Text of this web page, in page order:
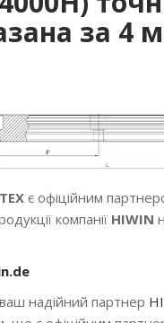
за 4
є офіційним
компанії HIWIN
надійний партнер